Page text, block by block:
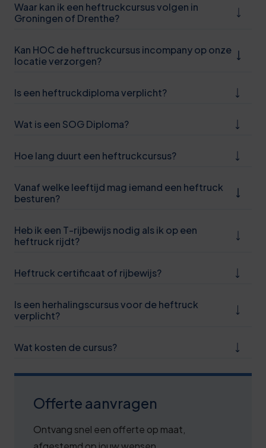
Waar kan ik een heftruckcursus volgen in
Groningen of Drenthe?
Kan HOC de heftruckcursus incompany op onze
locatie verzorgen?
Is een heftruckdiploma verplicht?
Wat is een SOG Diploma?
Hoe lang duurt een heftruckcursus?
Vanaf welke leeftijd mag iemand een heftruck
besturen?
Heb ik een T-rijbewijs nodig als ik op een
heftruck rijdt?
Heftruck certificaat of rijbewijs?
Is een herhalingscursus voor de heftruck
verplicht?
Wat kosten de cursus?
Offerte aanvragen
Ontvang snel een offerte op maat,
0
5
0
6
6
1
6
1
7
2
7